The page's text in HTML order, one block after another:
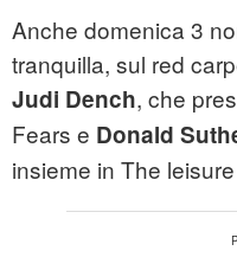
Anche domenica 3
tranquilla, sul red
Judi Dench, che
Fears e Donald
insieme in The